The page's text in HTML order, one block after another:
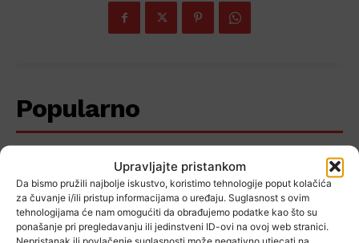
Upravljajte pristankom
Da bismo pružili najbolje iskustvo, koristimo tehnologije poput kolačića
za čuvanje i/ili pristup informacijama o uređaju. Suglasnost s ovim
tehnologijama će nam omogućiti da obrađujemo podatke kao što su
ponašanje pri pregledavanju ili jedinstveni ID-ovi na ovoj web stranici.
Nepristanak ili povlačenje suglasnosti može negativno utjecati na
Popularno
Uvod u 3D svijet: Besplatna
radionica za odrasle u Velikoj
Gorici